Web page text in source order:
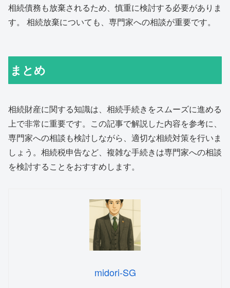
相続債務も放棄されるため、慎重に検討する必要がありま
す。 相続放棄についても、専門家への相談が重要です。
まとめ
相続財産に関する知識は、相続手続きをスムーズに進める
上で非常に重要です。この記事で解説した内容を参考に、
専門家への相談も検討しながら、適切な相続対策を行いま
しょう。相続税申告など、複雑な手続きは専門家への相談
を検討することをおすすめします。
midori-SG